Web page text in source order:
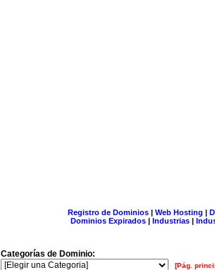
Registro de Dominios| Web Hosting |
Dominios Expirados | Industrias |
Categorías de Dominio:
[Pág.